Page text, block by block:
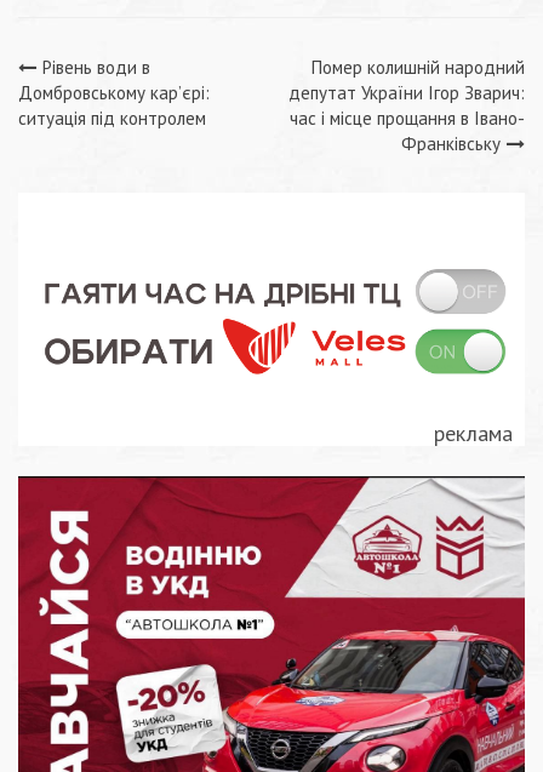
Навігація
записів
Рівень води в
Домбровському кар’єрі:
ситуація під контролем
Помер колишній народний
депутат України Ігор Зварич:
час і місце прощання в Івано-
Франківську